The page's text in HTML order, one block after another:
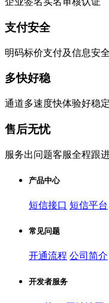
支付安全
明码标价支付及信息安全
多快好稳
通道多速度快体验好稳
售后无忧
服务出问题客服全程跟
产品中心
短信接口 短信平台
常见问题
开通流程 公司简介
开发者服务